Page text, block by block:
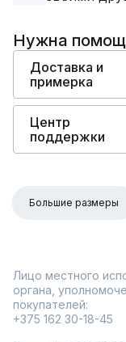
Нужна
Доставка и
примерка
Центр
поддержки
Большие размеры
Лицо местного
органа,
покупателей:
+375 162 30-18-45